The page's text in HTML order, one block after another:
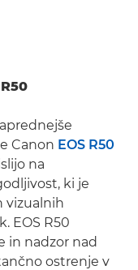
Canon EOS R50
na
ki je
vizualnih
EOS R50
in nadzor nad
ostrenje v